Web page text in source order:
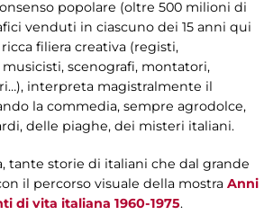
popolare (oltre 500 milioni di
venduti in ciascuno dei 15 anni qui
filiera creativa (registi,
scenografi, montatori,
interpreta magistralmente il
la commedia, sempre agrodolce,
delle piaghe, dei misteri italiani.
tante storie di italiani che dal grande
il percorso visuale della mostra Anni
di vita italiana 1960-1975.